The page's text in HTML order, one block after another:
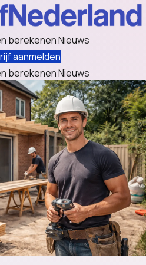
berekenenNieuws
aanmelden
berekenenNieuws